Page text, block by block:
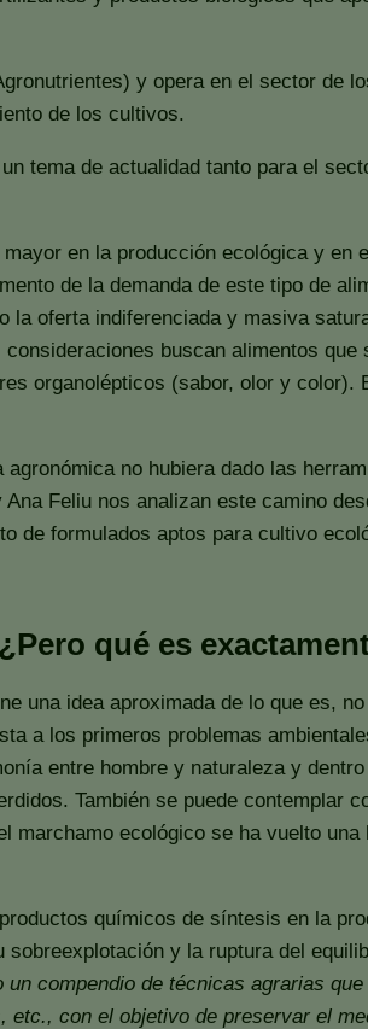
y opera en el sector de
de los cultivos.
tema de actualidad tanto para el
en la producción ecológica y
de la demanda de este tipo de
la oferta indiferenciada y masiva
buscan alimentos
organolépticos (sabor, olor y
no hubiera dado las
Feliu nos analizan este camino
de formulados aptos para cultivo
qué es
una idea aproximada de lo que es,
a los primeros problemas
entre hombre y naturaleza y
También se puede contemplar
ecológico se ha vuelto
químicos de síntesis en la
y la ruptura del
compendio de técnicas agrarias
con el objetivo de preservar el